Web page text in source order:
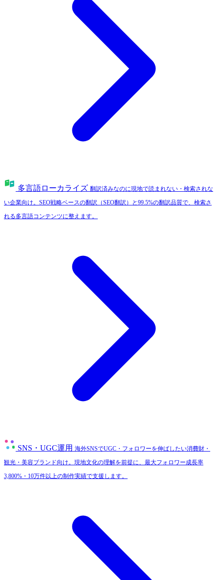
多言語ローカライズ 翻訳済みなのに現地で読まれない・検索されな
い企業向け。SEO戦略ベースの翻訳（SEO翻訳）と99.5%の翻訳品質で、検索さ
れる多言語コンテンツに整えます。
SNS・UGC運用 海外SNSでUGC・フォロワーを伸ばしたい消費財・
観光・美容ブランド向け。現地文化の理解を前提に、最大フォロワー成長率
3,800%・10万件以上の制作実績で支援します。